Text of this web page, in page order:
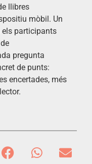
llibres
mòbil. Un
els participants
pregunta
de punts:
encertades, més